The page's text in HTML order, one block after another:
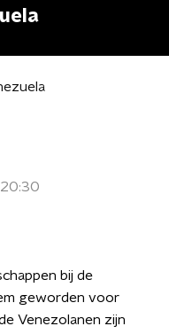
bij de
geworden voor
Venezolanen zijn